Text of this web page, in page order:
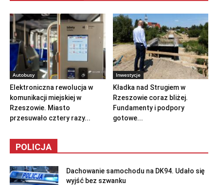
Autobusy
Elektroniczna rewolucja w
komunikacji miejskiej w
Rzeszowie. Miasto
przesuwało cztery razy...
Inwestycje
Kładka nad Strugiem w
Rzeszowie coraz bliżej.
Fundamenty i podpory
gotowe...
POLICJA
Dachowanie samochodu na DK94. Udało się
wyjść bez szwanku